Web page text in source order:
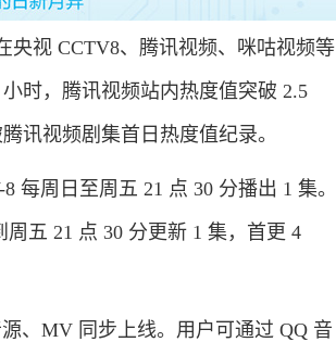
视 CCTV8、腾讯视频、咪咕视频等
时，腾讯视频站内热度值突破 2.5
讯视频剧集首日热度值纪录。
周日至周五 21 点 30 分播出 1 集。
五 21 点 30 分更新 1 集，首更 4
MV 同步上线。用户可通过 QQ 音